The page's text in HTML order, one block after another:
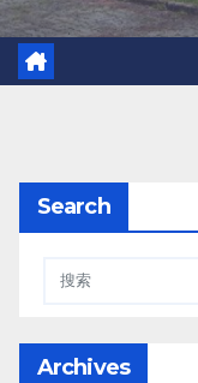
Search
Archives